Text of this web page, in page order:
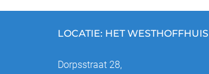
k
LOCATIE: HET WESTHOFFHUIS
Dorpsstraat 28,